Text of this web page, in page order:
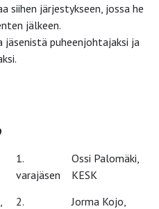
siihen järjestykseen, jossa he
jälkeen.
jäsenistä puheenjohtajaksi ja
1.
varajäsen
Ossi Palomäki,
KESK
2.
Jorma Kojo,